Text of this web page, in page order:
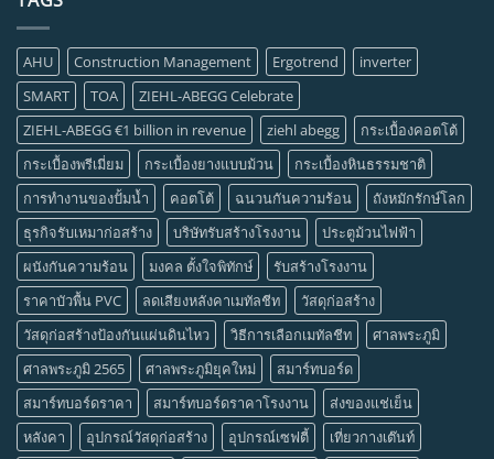
AHU Construction Management Ergotrend
inverter
SMART
TOA
ZIEHL-ABEGG Celebrate
ZIEHL-ABEGG €1 billion in revenue
ziehl abegg
กระเบื้องคอตโต้
กระเบื้องพรีเมี่ยม
กระเบื้องยางแบบม้วน
กระเบื้องหินธรรมชาติ
การทำงานของปั้มน้ำ
คอตโต้ ฉนวนกันความร้อน
ถังหมักรักษ์โลก
ธุรกิจรับเหมาก่อสร้าง
บริษัทรับสร้างโรงงาน
ประตูม้วนไฟฟ้า
ผนังกันความร้อน
มงคล ตั้งใจพิทักษ์
รับสร้างโรงงาน
ราคาบัวพื้น PVC
ลดเสียงหลังคาเมทัลชีท
วัสดุก่อสร้าง
วัสดุก่อสร้างป้องกันแผ่นดินไหว
วิธีการเลือกเมทัลชีท
ศาลพระภูมิ
ศาลพระภูมิ 2565
ศาลพระภูมิยุคใหม่
สมาร์ทบอร์ด
สมาร์ทบอร์ดราคา
สมาร์ทบอร์ดราคาโรงงาน
ส่งของแช่เย็น
หลังคา
อุปกรณ์วัสดุก่อสร้าง อุปกรณ์เซฟตี้
เที่ยวกางเต๊นท์